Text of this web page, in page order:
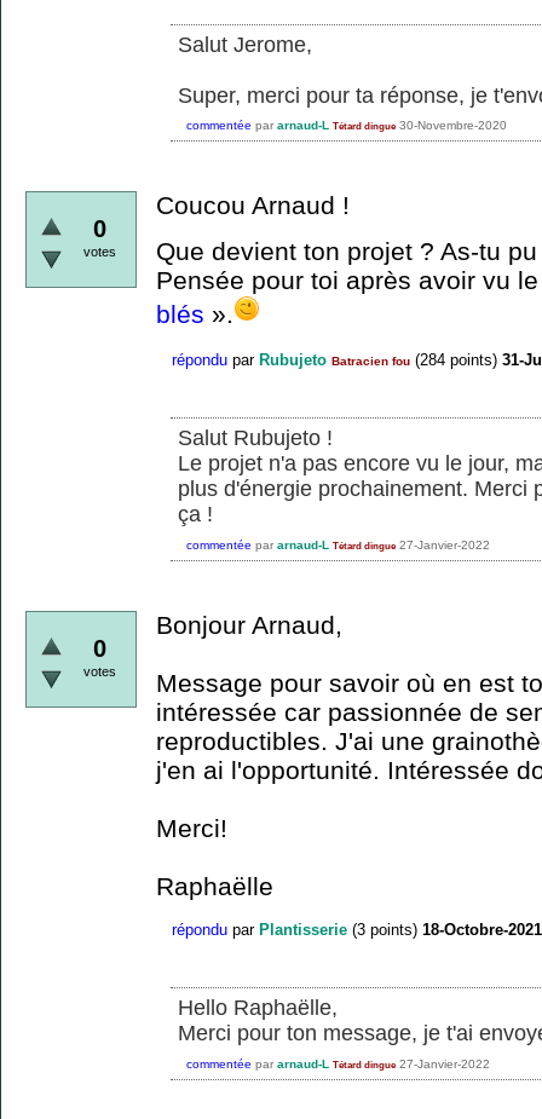
Salut Jerome,
Super, merci pour ta réponse, je
commentée par arnaud-L Tétard dingue 30-Novembre-2020
0
votes
Coucou Arnaud !
Que devient ton projet ? As-tu
Pensée pour toi après avoir vu
blés ».
répondu par Rubujeto Batracien fou (284 points) 31-
Salut Rubujeto !
Le projet n'a pas encore vu le jour,
plus d'énergie prochainement. Merci
ça !
commentée par arnaud-L Tétard dingue 27-Janvier-2022
0
votes
Bonjour Arnaud,
Message pour savoir où en est
intéressée car passionnée de
reproductibles. J'ai une
j'en ai l'opportunité. Intéressée
Merci!
Raphaëlle
répondu par Plantisserie (3 points) 18-Octobre-2021
Hello Raphaëlle,
Merci pour ton message, je t'ai
commentée par arnaud-L Tétard dingue 27-Janvier-2022